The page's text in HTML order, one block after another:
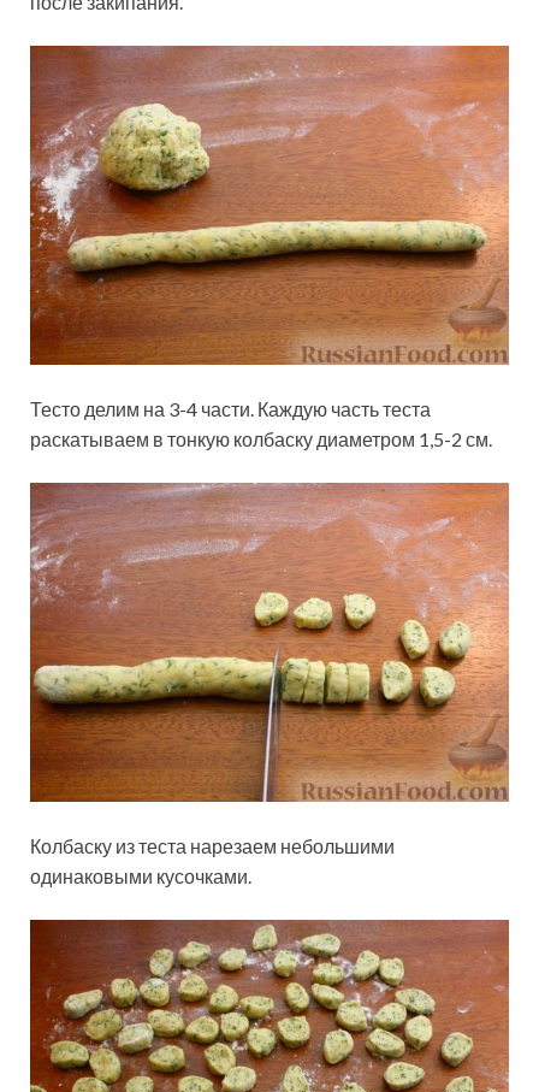
Тесто делим на 3-4 части. Каждую часть теста
раскатываем в тонкую колбаску диаметром 1,5-2 см.
Колбаску из теста нарезаем небольшими
одинаковыми кусочками.